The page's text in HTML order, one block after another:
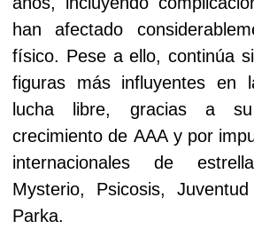
han afectado
físico. Pese a ello, continúa
figuras más influyentes en
lucha libre, gracias a
crecimiento de AAA y por
internacionales de
Mysterio, Psicosis,
Parka.